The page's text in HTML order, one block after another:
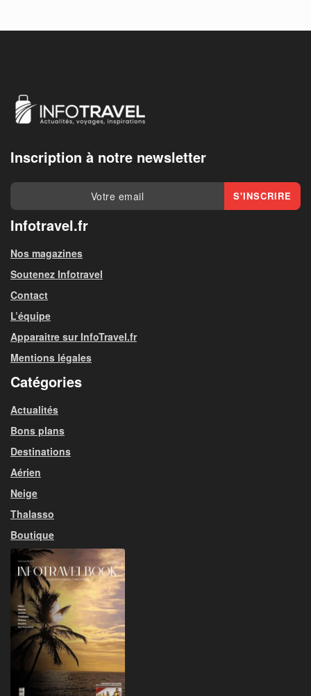
Inscription à notre newsletter
Infotravel.fr
Nos magazines
Soutenez Infotravel
Contact
L’équipe
Apparaitre sur InfoTravel.fr
Mentions légales
Catégories
Actualités
Bons plans
Destinations
Aérien
Neige
Thalasso
Boutique